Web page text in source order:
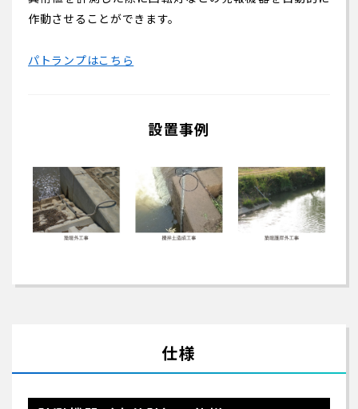
作動させることができます。
パトランプはこちら
設置事例
仕様